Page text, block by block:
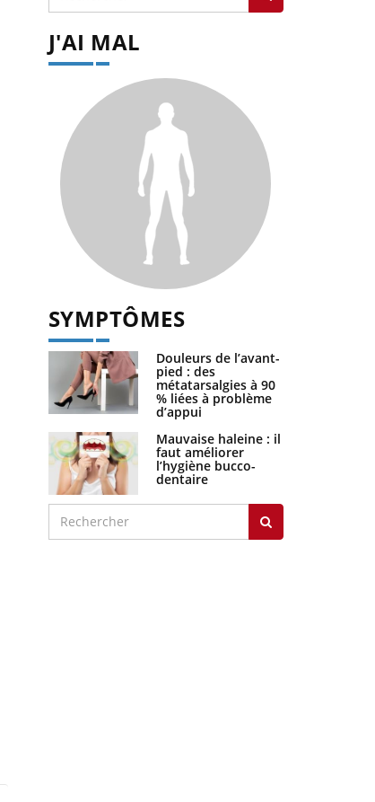
J'AI MAL
SYMPTÔMES
Douleurs de l’avant-
pied : des
métatarsalgies à 90
% liées à problème
d’appui
Mauvaise haleine : il
faut améliorer
l’hygiène bucco-
dentaire